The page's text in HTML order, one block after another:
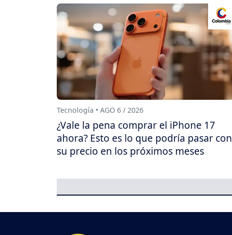
Tecnología • AGO 6 / 2026
¿Vale la pena comprar el iPhone 17
ahora? Esto es lo que podría pasar con
su precio en los próximos meses